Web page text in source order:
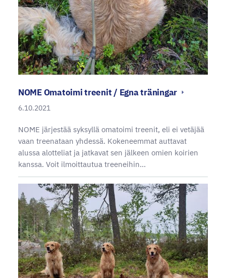
NOME Omatoimi treenit / Egna träningar
6.10.2021
NOME järjestää syksyllä omatoimi treenit, eli ei vetäjää
vaan treenataan yhdessä. Kokeneemmat auttavat
alussa alotteliat ja jatkavat sen jälkeen omien koirien
kanssa. Voit ilmoittautua treeneihin…